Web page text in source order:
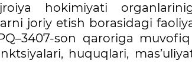
hokimiyati
joriy etish borasidagi
son qaroriga
huquqlari,